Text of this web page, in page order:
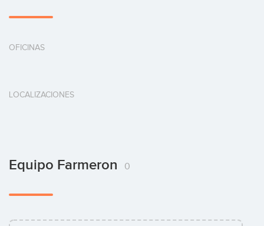
OFICINAS
LOCALIZACIONES
Equipo Farmeron 0